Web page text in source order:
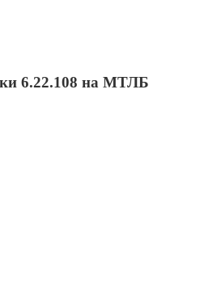
6.22.108 на МТЛБ